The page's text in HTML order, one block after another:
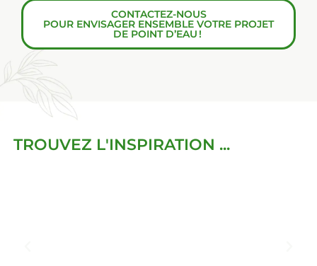
CONTACTEZ-NOUS
POUR ENVISAGER ENSEMBLE VOTRE PROJET
DE POINT D’EAU !
TROUVEZ L'INSPIRATION ...